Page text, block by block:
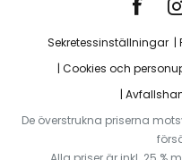
Sekretessinställningar
Cookies och
De överstrukna priserna